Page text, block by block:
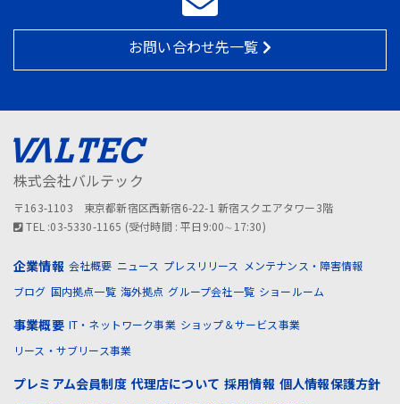
お問い合わせ先一覧
株式会社バルテック
〒163-1103 東京都新宿区西新宿6-22-1 新宿スクエアタワー3階
TEL :03-5330-1165 (受付時間 : 平日9:00∼17:30)
企業情報 会社概要 ニュース プレスリリース
メンテナンス・障害情報
ブログ 国内拠点一覧 海外拠点 グループ会社一覧 ショールーム
事業概要 IT・ネットワーク事業 ショップ＆サービス事業
リース・サブリース事業
プレミアム会員制度 代理店について 採用情報 個人情報保護方針